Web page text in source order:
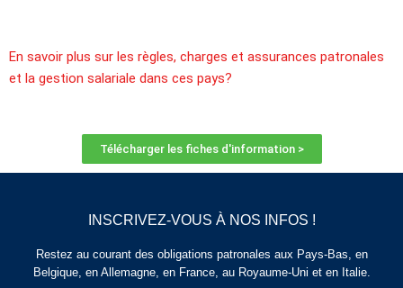
En savoir plus sur les règles, charges et assurances patronales
et la gestion salariale dans ces pays?
Télécharger les fiches d'information >
INSCRIVEZ-VOUS À NOS INFOS !
Restez au courant des obligations patronales aux Pays-Bas, en
Belgique, en Allemagne, en France, au Royaume-Uni et en Italie.